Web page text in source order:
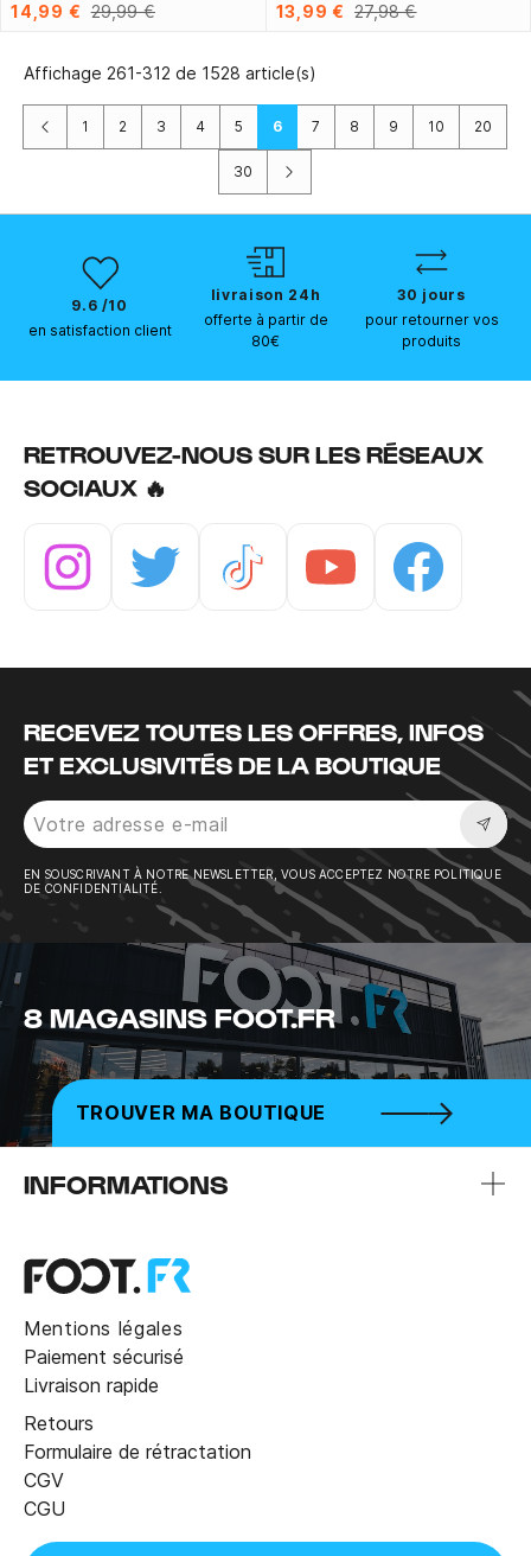
14,99 € 29,99 € 13,99 € 27,98 €
Affichage 261-312 de 1528 article(s)
Précédent
1 2 3 4 5 6 7 8 9 10 20
30 Suivant
9.6 /10
en satisfaction client
livraison 24h
offerte à partir de
80€
30 jours
pour retourner vos
produits
RETROUVEZ-NOUS SUR LES RÉSEAUX
SOCIAUX 🔥
RECEVEZ TOUTES LES OFFRES, INFOS
ET EXCLUSIVITÉS DE LA BOUTIQUE
EN SOUSCRIVANT À NOTRE NEWSLETTER, VOUS ACCEPTEZ NOTRE POLITIQUE
DE CONFIDENTIALITÉ.
8 MAGASINS FOOT.FR
TROUVER MA BOUTIQUE
INFORMATIONS
Mentions légales
Paiement sécurisé
Livraison rapide
Retours
Formulaire de rétractation
CGV
CGU